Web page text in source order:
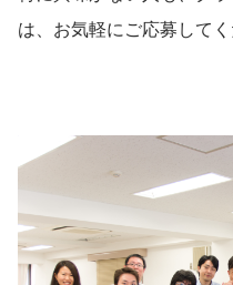
は、お気軽にご応募してく